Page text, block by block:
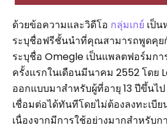
ด้วยข้อความและวิดีโอ กลุ่มเกย์ เป็
ระบุชื่อฟรีชั้นนำที่คุณสามารถพูดคุย
ระบุชื่อ Omegle เป็นแพลตฟอร์มก
ครั้งแรกในเดือนมีนาคม 2552 โดย
ออกแบบมาสำหรับผู้ที่อายุ 13 ปีขึ้นไ
เชื่อมต่อได้ทันทีโดยไม่ต้องลงทะเบี
เนื่องจากมีการใช้อย่างมากสำหรับ